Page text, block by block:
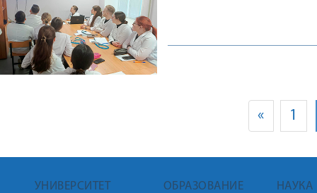
« 1
УНИВЕРСИТЕТ ОБРАЗОВАНИЕ НАУКА